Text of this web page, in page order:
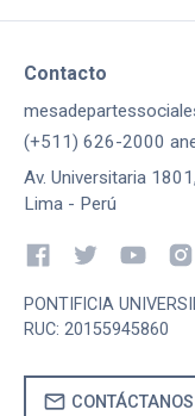
Contacto
(+511) 626-2000
Av. Universitaria
Lima - Perú
PONTIFICIA
RUC: 20155945860
mail CONTÁCTANOS